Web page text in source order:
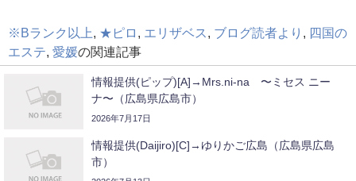
※Bランク以上, ★ピロ , エリザベス , ブログ読者より , 四国の
エステ, 愛媛の関連記事
情報提供(ピップ)[A]→Mrs.ni-na 〜ミセス ニー
ナ〜（広島県広島市）
2026年7月17日
情報提供(Daijiro)[C]→ゆりかご広島（広島県広島
市）